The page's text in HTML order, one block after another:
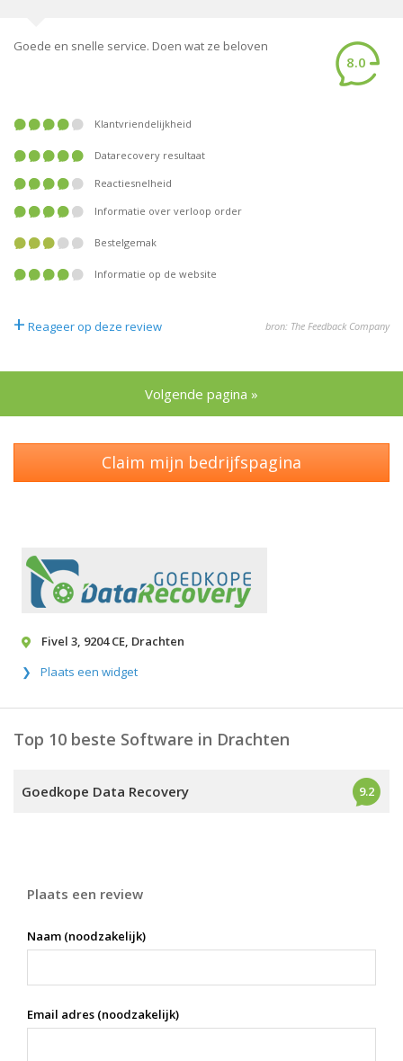
Goede en snelle service. Doen wat ze beloven
8.0
Klantvriendelijkheid
Datarecovery resultaat
Reactiesnelheid
Informatie over verloop order
Bestelgemak
Informatie op de website
+ Reageer op deze review bron: The Feedback Company
Volgende pagina »
Claim mijn bedrijfspagina
Fivel 3, 9204 CE, Drachten
Plaats een widget
Top 10 beste Software in Drachten
Goedkope Data Recovery 9.2
Plaats een review
Naam (noodzakelijk)
Email adres (noodzakelijk)